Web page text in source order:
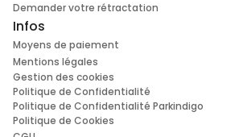
Demander votre rétractation
Infos
Moyens de paiement
Mentions légales
Gestion des cookies
Politique de Confidentialité
Politique de Confidentialité Parkindigo
Politique de Cookies